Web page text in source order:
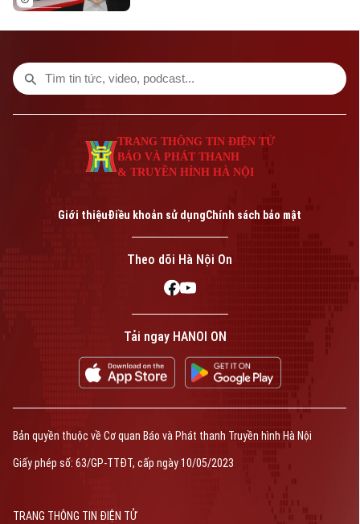
TRANG THÔNG TIN ĐIỆN TỬ
BÁO VÀ PHÁT THANH
& TRUYỀN HÌNH HÀ NỘI
Giới thiệuĐiều khoản sử dụngChính sách bảo mật
Theo dõi Hà Nội On
Tải ngay HANOI ON
Bản quyền thuộc về Cơ quan Báo và Phát thanh Truyền hình Hà Nội
Giấy phép số: 63/GP-TTĐT, cấp ngày 10/05/2023
TRANG THÔNG TIN ĐIỆN TỬ